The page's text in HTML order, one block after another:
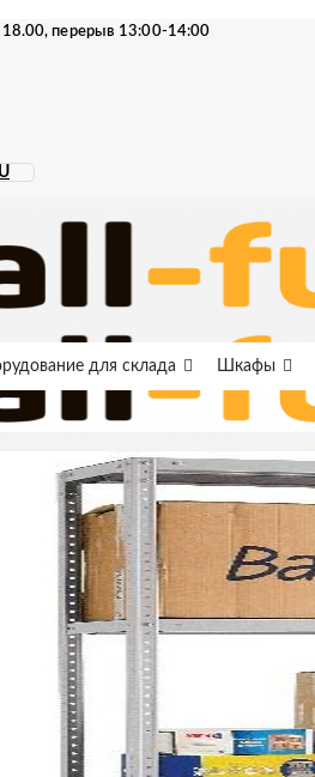
перерыв 13:00-14:00
для склада Шкафы